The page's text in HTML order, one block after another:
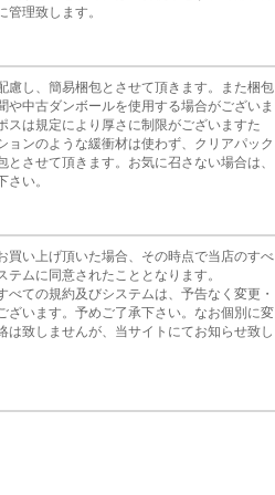
管理致します。
慮し、簡易梱包とさせて頂きます。また梱包
や中古ダンボールを使用する場合がございま
スは規定により厚さに制限がございますた
ョンのような緩衝材は使わず、クリアパック
とさせて頂きます。お気に召さない場合は、
さい。
買い上げ頂いた場合、その時点で当店のすべ
テムに同意されたこととなります。
べての規約及びシステムは、予告なく変更・
ざいます。予めご了承下さい。なお個別に変
は致しませんが、当サイトにてお知らせ致し